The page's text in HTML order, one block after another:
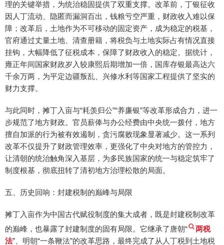
理的关键举措，为统治稳固提供了双重支撑。改革前，丁银征收
因人丁流动、隐匿而漏洞百出，钱粮亏空严重，财政收入难以保
障；改革后，土地作为不可移动的固定资产，成为稳定的税基，
官府通过丈量土地、清查册籍，将税负与土地实际占有情况直接
挂钩，大幅降低了征税成本，保障了财政收入的稳定。据统计，
雍正年间国家财政岁入较康熙后期增加一倍，国库存银最高达六
千余万两，为平定边疆叛乱、兴修水利等国家工程提供了坚实的
财力支撑。
与此同时，摊丁入亩与“耗羡归公”“养廉银”等改革形成合力，进一
步规范了地方财政。官员薪俸与办公经费由中央统一拨付，地方
擅自加派的行为被有效遏制，贪污腐败现象显著减少。这一系列
改革不仅提升了财政管理效率，更强化了中央对地方的管控力，
让清朝的统治触角深入基层，为多民族国家的统一与稳定筑牢了
制度根基，彻底扭转了清初地方治理松散的局面。
五、历史回响：封建税制的巅峰与局限
摊丁入亩作为中国古代赋役制度的集大成者，既是封建税制改革
的巅峰，也暴露了封建制度的固有局限。它继承了唐朝“
两税
法”、明朝“一条鞭法”的改革思路，最终完成了从人丁税到土地税